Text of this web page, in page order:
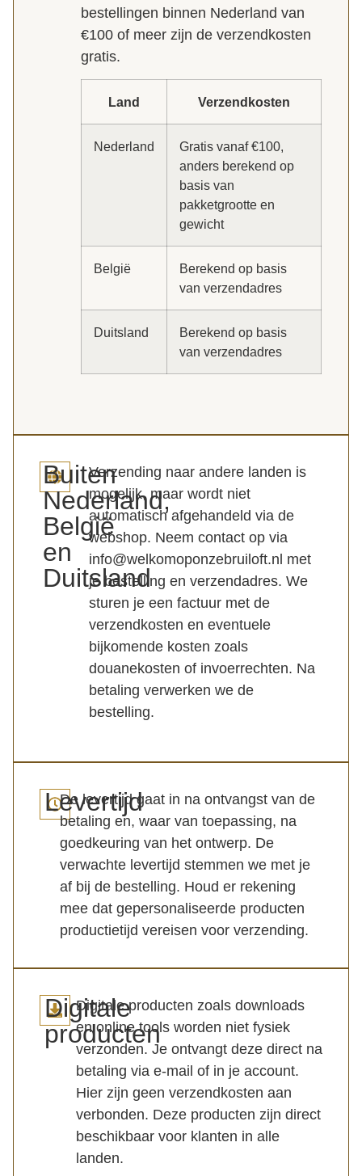
bestellingen binnen Nederland van
€100 of meer zijn de verzendkosten
gratis.
Land Verzendkosten
Nederland
Gratis vanaf €100,
anders berekend op
basis van
pakketgrootte en
gewicht
België
Berekend op basis
van verzendadres
Duitsland
Berekend op basis
van verzendadres
Buiten
Nederland,
België
en
Duitsland
Verzending naar andere landen is
mogelijk, maar wordt niet
automatisch afgehandeld via de
webshop. Neem contact op via
info@welkomoponzebruiloft.nl met
je bestelling en verzendadres. We
sturen je een factuur met de
verzendkosten en eventuele
bijkomende kosten zoals
douanekosten of invoerrechten. Na
betaling verwerken we de
bestelling.
Levertijd
De levertijd gaat in na ontvangst van de
betaling en, waar van toepassing, na
goedkeuring van het ontwerp. De
verwachte levertijd stemmen we met je
af bij de bestelling. Houd er rekening
mee dat gepersonaliseerde producten
productietijd vereisen voor verzending.
Digitale
producten
Digitale producten zoals downloads
en online tools worden niet fysiek
verzonden. Je ontvangt deze direct na
betaling via e-mail of in je account.
Hier zijn geen verzendkosten aan
verbonden. Deze producten zijn direct
beschikbaar voor klanten in alle
landen.